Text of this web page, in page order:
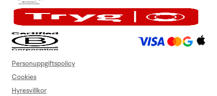
Personuppgiftspolicy
Cookies
Hyresvillkor